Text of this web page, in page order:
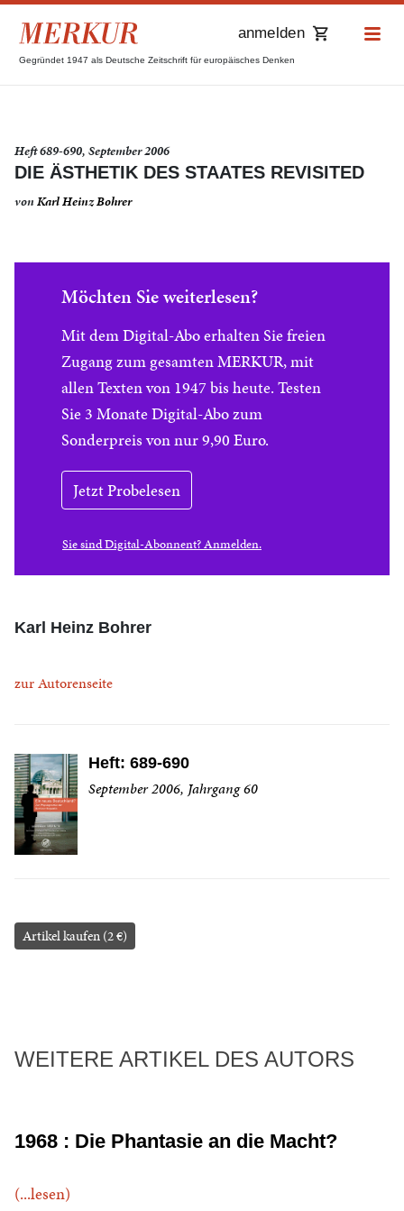
Gegründet 1947 als Deutsche Zeitschrift für europäisches Denken
anmelden
Heft 689-690, September 2006
DIE ÄSTHETIK DES STAATES REVISITED
vonKarl Heinz Bohrer
Möchten Sie weiterlesen?
Mit dem Digital-Abo erhalten Sie freien
Zugang zum gesamten MERKUR, mit
allen Texten von 1947 bis heute. Testen
Sie 3 Monate Digital-Abo zum
Sonderpreis von nur 9,90 Euro.
Jetzt Probelesen
Sie sind Digital-Abonnent? Anmelden.
Karl Heinz Bohrer
zur Autorenseite
Heft: 689-690
September 2006, Jahrgang 60
Artikel kaufen (2 €)
WEITERE ARTIKEL DES AUTORS
1968 : Die Phantasie an die Macht?
(...lesen)